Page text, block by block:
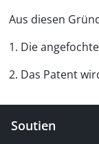
Aus diesen
1. Die
2. Das Patent
Soutien